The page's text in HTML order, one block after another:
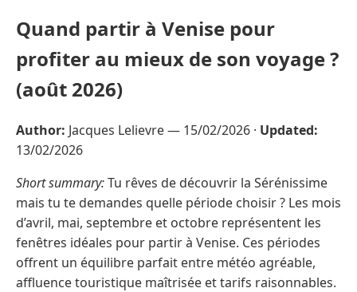
Quand partir à Venise pour
profiter au mieux de son voyage ?
(août 2026)
Author: Jacques Lelievre — 15/02/2026 · Updated:
13/02/2026
Short summary:Tu rêves de découvrir la Sérénissime
mais tu te demandes quelle période choisir ? Les mois
d’avril, mai, septembre et octobre représentent les
fenêtres idéales pour partir à Venise. Ces périodes
offrent un équilibre parfait entre météo agréable,
affluence touristique maîtrisée et tarifs raisonnables.